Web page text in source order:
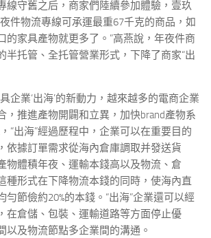
線守舊之后，商家們陸續參加體驗，壹玖
件物流專線可承運最重67千克的商品，如
的家具產物就更多了。”高燕說，年夜件商
半托管、全托管營業形式，下降了商家“出
企業‘出海’的新動力，越來越多的電商企業
，推進產物開闢和立異，加快brand產物系
“出海”經過歷程中，企業可以在重要目的
依據訂單需求從海內倉庫調取并發送貨
物體積年夜、運輸本錢高以及物流、倉
種形式在下降物流本錢的同時，使海內直
勻節儉約20%的本錢。“出海”企業還可以經
在倉儲、包裝、運輸道路等方面停止優
以及物流節點多企業間的溝通。